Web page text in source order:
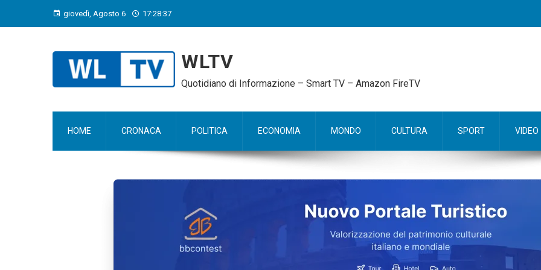
giovedì, Agosto 6 17:28:38
WLTV
Quotidiano di Informazione – Smart TV – Amazon FireTV
HOME CRONACA POLITICA ECONOMIA MONDO CULTURA SPORT VIDEO